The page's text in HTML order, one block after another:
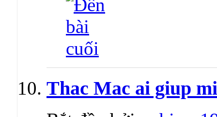
Thac Mac ai giup